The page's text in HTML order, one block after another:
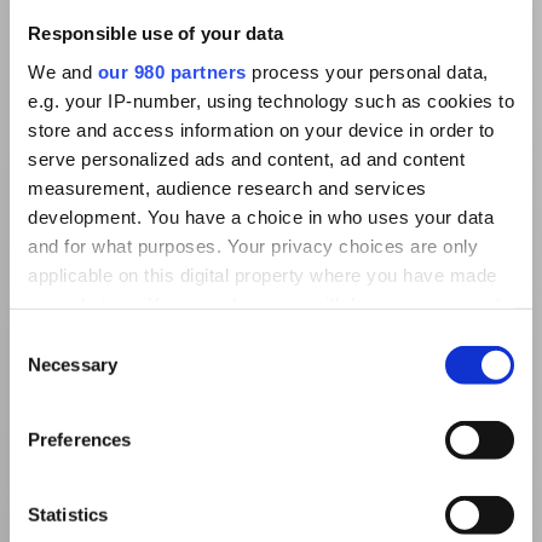
Responsible use of your data
We and our 980 partners process your personal data,
e.g. your IP-number, using technology such as cookies to
store and access information on your device in order to
serve personalized ads and content, ad and content
measurement, audience research and services
development. You have a choice in who uses your data
and for what purposes. Your privacy choices are only
applicable on this digital property where you have made
the Privacy trigger icon.
Find out more about how your personal data is processed
and set your preferences in the
We use cookies to personalise content and ads, to
provide social media features and to analyse our traffic.
Selection
Necessary
Preferences
Statistics